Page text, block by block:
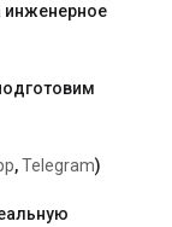
инженерное
,Telegram)